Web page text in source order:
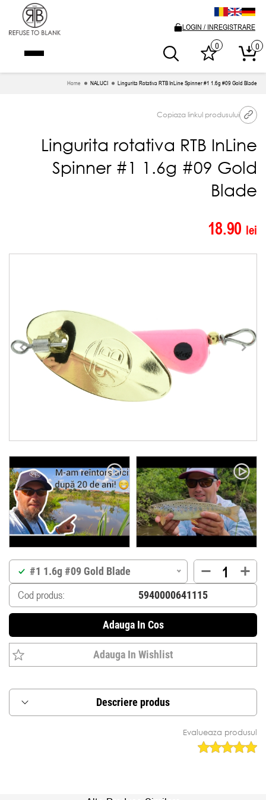
0
0
LOGIN / INREGISTRARE
Home NALUCI Lingurita Rotativa RTB InLine Spinner #1 1.6g #09 Gold Blade
Copiaza linkul produsului
Lingurita rotativa RTB InLine
Spinner #1 1.6g #09 Gold
Blade
18.90 lei
#1 1.6g #09 Gold Blade
Cod produs:
Adauga In Cos
Adauga In Wishlist
Descriere produs
Vartejul montat direct pe arborele principal
Evalueaza produsul